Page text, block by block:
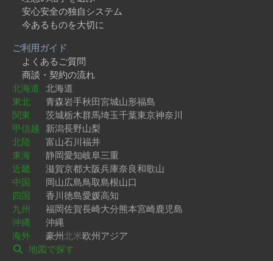
安心安全の独自システム
今あるものを大切に
ご利用ガイド
よくあるご質問
商談・契約の流れ
北海道 北海道
東北
青森岩手秋田宮城山形福島
関東
茨城栃木群馬埼玉千葉東京神奈川
甲信越 新潟長野山梨
北陸
富山石川福井
東海
静岡愛知岐阜三重
近畿
滋賀京都大阪兵庫奈良和歌山
中国
岡山広島鳥取島根山口
四国
香川徳島愛媛高知
九州
福岡佐賀長崎大分熊本宮崎鹿児島
沖縄
沖縄
海外
豪州北米欧州アジア
地図で探す